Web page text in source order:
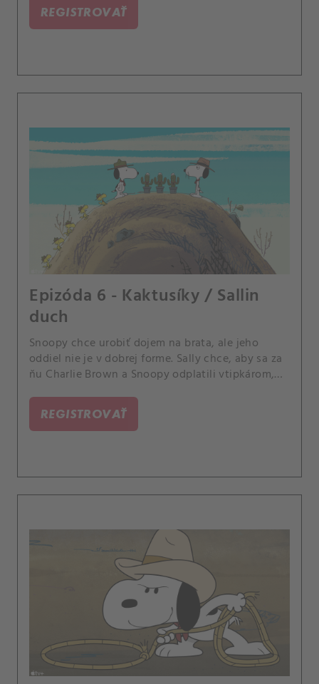
REGISTROVAŤ
Epizóda 6 - Kaktusíky / Sallin
duch
Snoopy chce urobiť dojem na brata, ale jeho
oddiel nie je v dobrej forme. Sally chce, aby sa za
ňu Charlie Brown a Snoopy odplatili vtipkárom,
REGISTROVAŤ